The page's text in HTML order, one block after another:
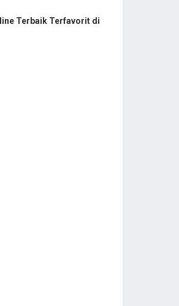
Terbaik Terfavorit di